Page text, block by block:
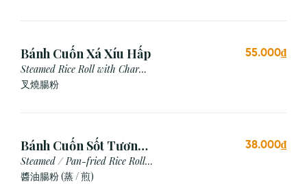
Bánh Cuốn Xá Xíu Hấp
Steamed Rice Roll with Char
Siu
叉燒腸粉
55.000₫
Bánh Cuốn Sốt Tương
Xì Dầu (Hấp/Chiên)
Steamed / Pan-fried Rice Roll
with Soy Sauce
醬油腸粉 (蒸 / 煎)
38.000₫